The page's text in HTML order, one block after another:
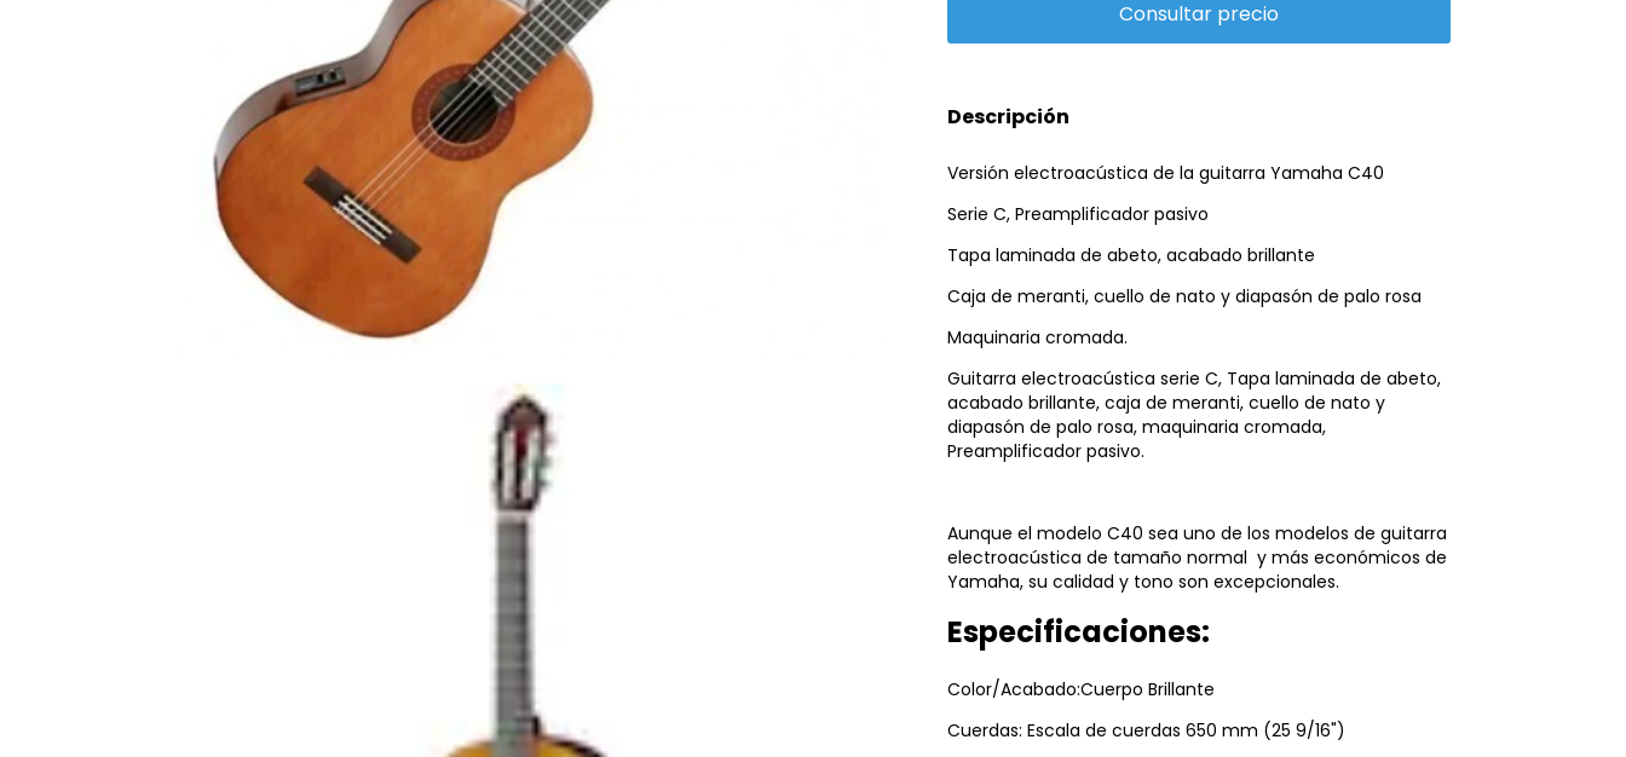
Descripción
Versión electroacústica de la guitarra Yamaha C40
Serie C, Preamplificador pasivo
Tapa laminada de abeto, acabado brillante
Caja de meranti, cuello de nato y diapasón de palo rosa
Maquinaria cromada.
Guitarra electroacústica serie C, Tapa laminada de abeto,
acabado brillante, caja de meranti, cuello de nato y
diapasón de palo rosa, maquinaria cromada,
Preamplificador pasivo.
Aunque el modelo C40 sea uno de los modelos de guitarra
electroacústica de tamaño normal y más económicos de
Yamaha, su calidad y tono son excepcionales.
Especificaciones:
Color/Acabado:Cuerpo Brillante
Cuerdas: Escala de cuerdas 650 mm (25 9/16")